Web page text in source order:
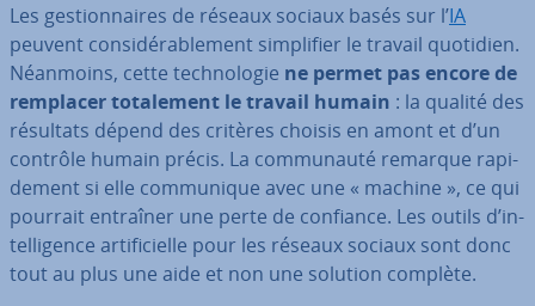
Les ges­tion­naires de réseaux sociaux basés sur l’IA
peuvent con­si­dé­ra­ble­ment sim­pli­fier le travail quotidien.
Néanmoins, cette tech­no­lo­gie ne permet pas encore de
remplacer to­ta­le­ment le travail humain : la qualité des
résultats dépend des critères choisis en amont et d’un
contrôle humain précis. La com­mu­nauté remarque ra­pi­
de­ment si elle com­mu­nique avec une « machine », ce qui
pourrait entraîner une perte de confiance. Les outils d’in­
tel­li­gence ar­ti­fi­cielle pour les réseaux sociaux sont donc
tout au plus une aide et non une solution complète.